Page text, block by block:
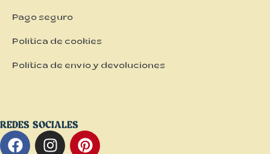
Pago seguro
Política de cookies
Política de envío y devoluciones
REDES SOCIALES